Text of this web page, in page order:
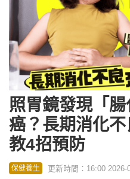
照胃鏡發現「
癌？長期消化
教4招預防
保健養生 更新時間：16:00 2026-